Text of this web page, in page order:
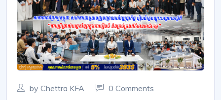
by Chettra KFA 0 Comments